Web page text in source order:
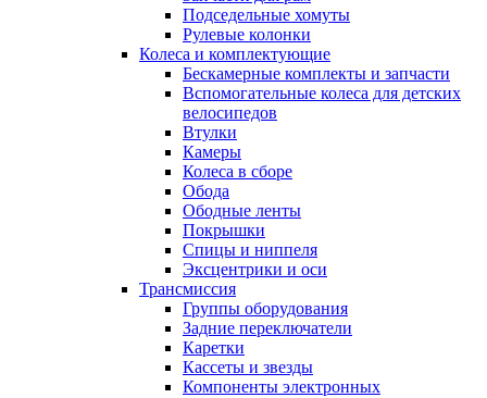
Подседельные хомуты
Рулевые колонки
Колеса и комплектующие
Бескамерные комплекты и запчасти
Вспомогательные колеса для детских
велосипедов
Втулки
Камеры
Колеса в сборе
Обода
Ободные ленты
Покрышки
Спицы и ниппеля
Эксцентрики и оси
Трансмиссия
Группы оборудования
Задние переключатели
Каретки
Кассеты и звезды
Компоненты электронных